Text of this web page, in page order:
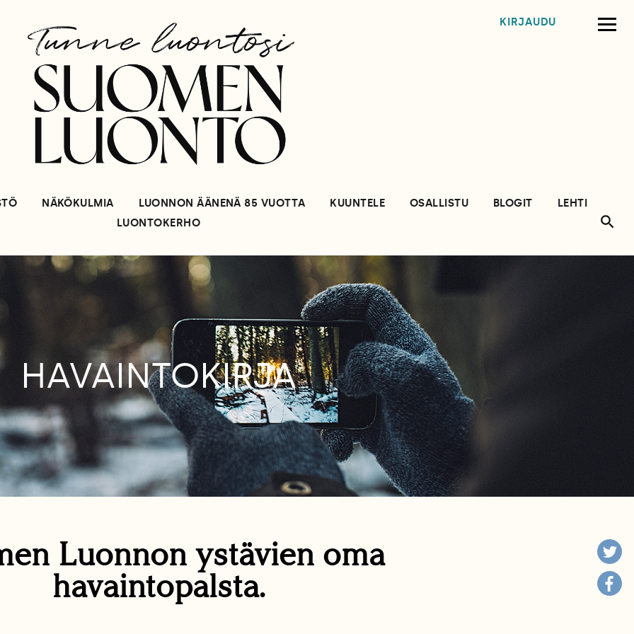
KIRJAUDU
NÄKÖKULMIA LUONNON ÄÄNENÄ 85 VUOTTA KUUNTELE OSALLISTU BLOGIT
LEHTI
LUONTOKERHO
HAVAINTOKIRJA
Luonnon ystävien oma
havaintopalsta.